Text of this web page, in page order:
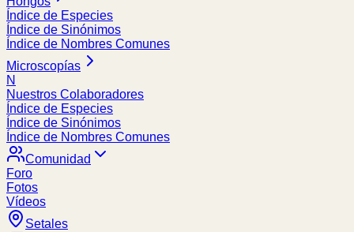
Índice de Especies
Índice de Sinónimos
Índice de Nombres Comunes
Microscopías
N
Nuestros Colaboradores
Índice de Especies
Índice de Sinónimos
Índice de Nombres Comunes
Comunidad
Foro
Fotos
Vídeos
Setales